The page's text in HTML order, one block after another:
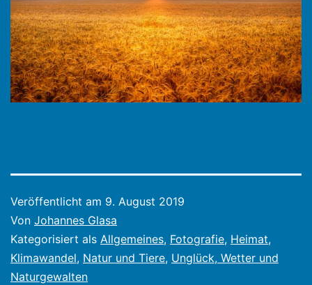
Veröffentlicht am 9. August 2019
Von Johannes Glasa
Kategorisiert als Allgemeines, Fotografie, Heimat,
Klimawandel, Natur und Tiere, Unglück, Wetter und
Naturgewalten